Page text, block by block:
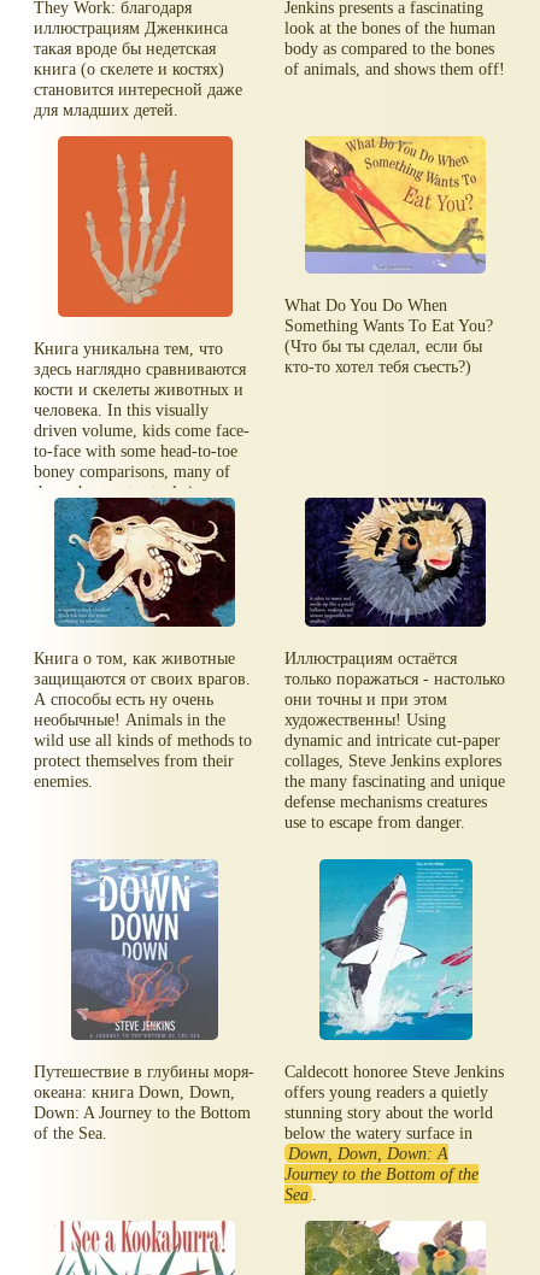
They Work: благодаря
иллюстрациям Дженкинса
такая вроде бы недетская
книга (о скелете и костях)
становится интересной даже
для младших детей.
Jenkins presents a fascinating
look at the bones of the human
body as compared to the bones
of animals, and shows them off!
Книга уникальна тем, что
здесь наглядно сравниваются
кости и скелеты животных и
человека. In this visually
driven volume, kids come face-
to-face with some head-to-toe
boney comparisons, many of
them shown at actual size.
What Do You Do When
Something Wants To Eat You?
(Что бы ты сделал, если бы
кто-то хотел тебя съесть?)
Книга о том, как животные
защищаются от своих врагов.
А способы есть ну очень
необычные! Animals in the
wild use all kinds of methods to
protect themselves from their
enemies.
Иллюстрациям остаётся
только поражаться - настолько
они точны и при этом
художественны! Using
dynamic and intricate cut-paper
collages, Steve Jenkins explores
the many fascinating and unique
defense mechanisms creatures
use to escape from danger.
Путешествие в глубины моря-
океана: книга Down, Down,
Down: A Journey to the Bottom
of the Sea.
Caldecott honoree Steve Jenkins
offers young readers a quietly
stunning story about the world
below the watery surface in
Down, Down, Down: A
Journey to the Bottom of the
Sea